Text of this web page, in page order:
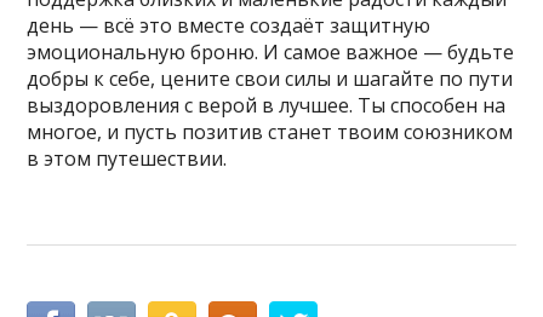
день — всё это вместе создаёт защитную
эмоциональную броню. И самое важное — будьте
добры к себе, цените свои силы и шагайте по пути
выздоровления с верой в лучшее. Ты способен на
многое, и пусть позитив станет твоим союзником
в этом путешествии.